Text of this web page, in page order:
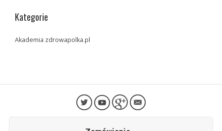
Kategorie
Akademia zdrowapolka.pl